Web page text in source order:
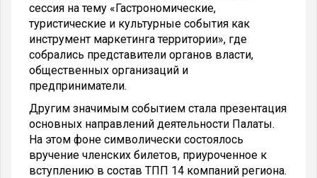
сессия на тему «Гастрономические,
туристические и культурные события как
инструмент маркетинга территории», где
собрались представители органов власти,
общественных организаций и
предприниматели.
Другим значимым событием стала презентация
основных направлений деятельности Палаты.
На этом фоне символически состоялось
вручение членских билетов, приуроченное к
вступлению в состав ТПП 14 компаний региона.